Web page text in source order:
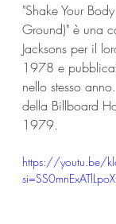
"Shake Your
Ground)" è una
Jacksons per il
1978 e
nello stesso
della Billboard
1979.
https://youtu.be/